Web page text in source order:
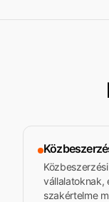
vállalatoknak,
szakértelme